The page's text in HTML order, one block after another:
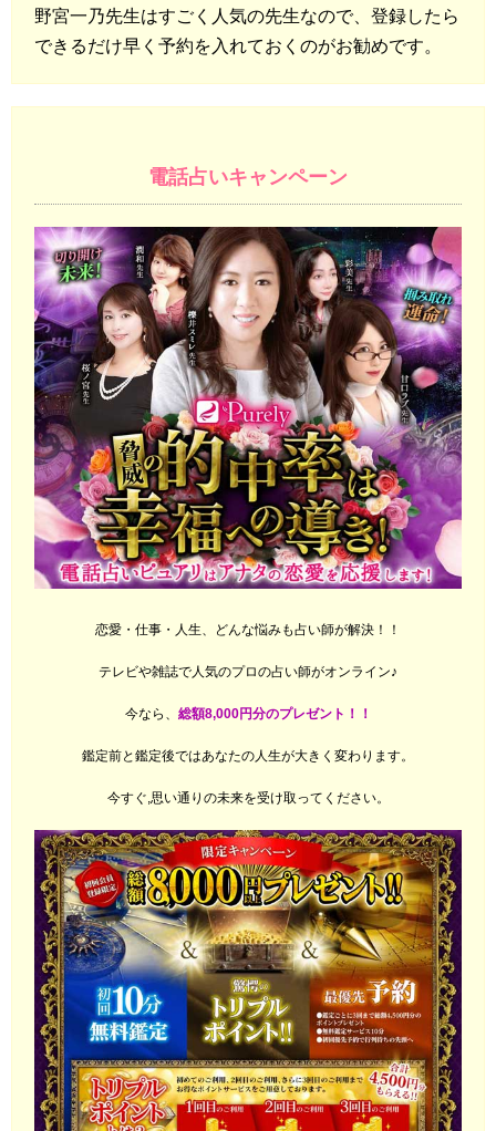
野宮一乃先生はすごく人気の先生なので、登録したら
できるだけ早く予約を入れておくのがお勧めです。
電話占いキャンペーン
恋愛・仕事・人生、どんな悩みも占い師が解決！！
テレビや雑誌で人気のプロの占い師がオンライン♪
今なら、 総額8,000円分のプレゼント！！
鑑定前と鑑定後ではあなたの人生が大きく変わります。
今すぐ,思い通りの未来を受け取ってください。